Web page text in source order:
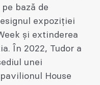
bază de
expoziției
și extinderea
În 2022, Tudor a
unei
House